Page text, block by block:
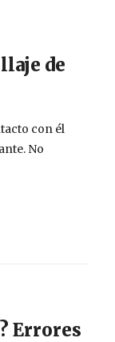
de
con él
No
Errores